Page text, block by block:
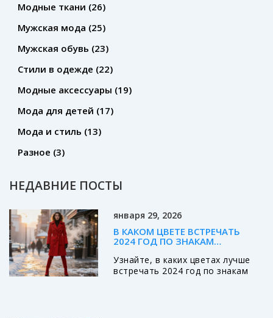
Модные ткани (26)
Мужская мода (25)
Мужская обувь (23)
Стили в одежде (22)
Модные аксессуары (19)
Мода для детей (17)
Мода и стиль (13)
Разное (3)
НЕДАВНИЕ ПОСТЫ
января 29, 2026
В КАКОМ ЦВЕТЕ ВСТРЕЧАТЬ
2024 ГОД ПО ЗНАКАМ
ДЛЯ КАЖДОГО ЗНАКА
Узнайте, в каких цветах лучше
встречать 2024 год по знакам